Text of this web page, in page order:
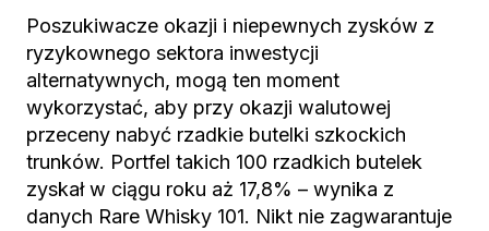
Poszukiwacze okazji i niepewnych zysków z
ryzykownego sektora inwestycji
alternatywnych, mogą ten moment
wykorzystać, aby przy okazji walutowej
przeceny nabyć rzadkie butelki szkockich
trunków. Portfel takich 100 rzadkich butelek
zyskał w ciągu roku aż 17,8% – wynika z
danych Rare Whisky 101. Nikt nie zagwarantuje